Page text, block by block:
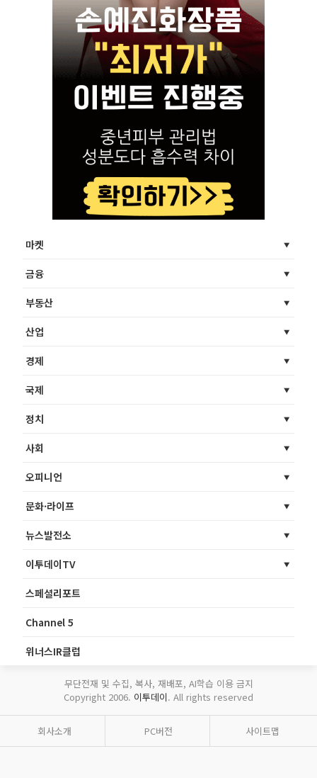
마켓
금융
부동산
산업
경제
국제
정치
사회
오피니언
문화·라이프
뉴스발전소
이투데이TV
스페셜리포트
Channel 5
위너스IR클럽
무단전재 및 수집, 복사, 재배포, AI학습 이용 금지
Copyright 2006. 이투데이. All rights reserved
회사소개 PC버전 사이트맵